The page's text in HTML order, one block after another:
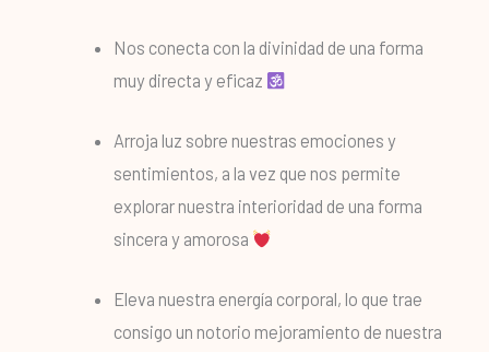
Nos conecta con la divinidad de una forma
muy directa y eficaz
Arroja luz sobre nuestras emociones y
sentimientos, a la vez que nos permite
explorar nuestra interioridad de una forma
sincera y amorosa
Eleva nuestra energía corporal, lo que trae
consigo un notorio mejoramiento de nuestra